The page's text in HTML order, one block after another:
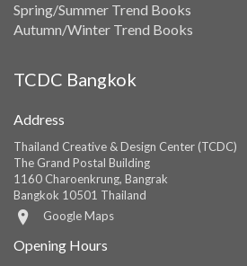
Spring/Summer Trend Books
Autumn/Winter Trend Books
TCDC Bangkok
Address
Thailand Creative & Design Center (TCDC)
The Grand Postal Building
1160 Charoenkrung, Bangrak
Bangkok 10501 Thailand
Google Maps
Opening Hours